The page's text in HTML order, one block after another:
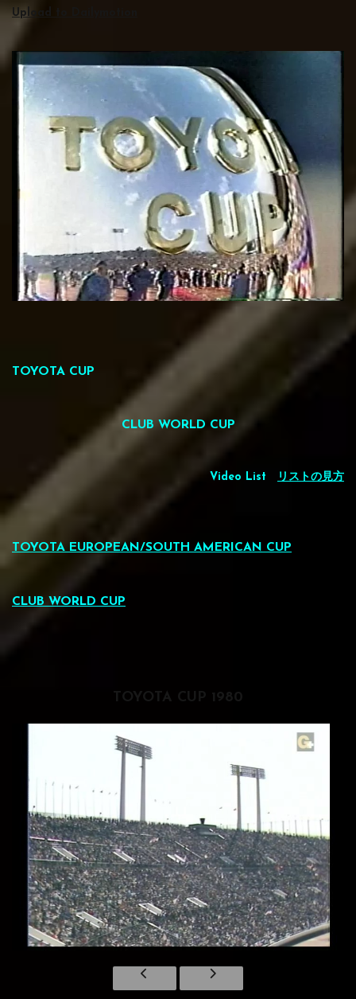
TOYOTA CUP Image Song ｢WATCHING SHOOT｣
Upload to Dailymotion
TOYOTA CUP
CLUB WORLD CUP
Video List リストの見方
TOYOTA EUROPEAN/SOUTH AMERICAN CUP
CLUB WORLD CUP